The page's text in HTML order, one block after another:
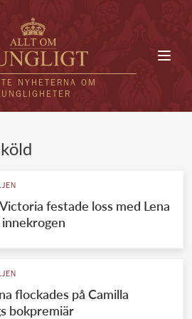
NYHETERNA OM
KUNGAHUS
kungahuset
kungahuset
REDAKTION
festade loss med Lena
flockades på Camilla
bokpremiär